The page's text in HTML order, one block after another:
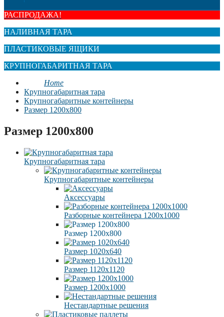
РАСПРОДАЖА!
НАЛИВНАЯ ТАРА
ПЛАСТИКОВЫЕ ЯЩИКИ
КРУПНОГАБАРИТНАЯ ТАРА
Home
Крупногабаритная тара
Крупногабаритные контейнеры
Размер 1200х800
Размер 1200х800
Крупногабаритная тара
Крупногабаритные контейнеры
Аксессуары
Разборные контейнера 1200х1000
Размер 1200х800
Размер 1020х640
Размер 1120х1120
Размер 1200х1000
Нестандартные решения